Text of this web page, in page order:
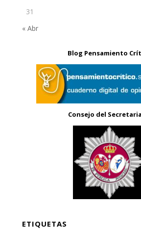
31
« Abr
Blog Pensamiento
Consejo del
ETIQUETAS